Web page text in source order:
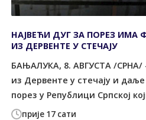
прије 17 сати
НАЈВЕЋИ ДУГ ЗА ПОРЕЗ ИМА
ИЗ ДЕРВЕНТЕ У СТЕЧАЈУ
БАЊАЛУКА, 8. АВГУСТА /СРНА/
из Дервенте у стечају и
порез у Републици Српској